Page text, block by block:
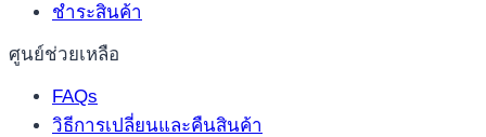
ชำระสินค้า
ศูนย์ช่วยเหลือ
FAQs
วิธีการเปลี่ยนและคืนสินค้า